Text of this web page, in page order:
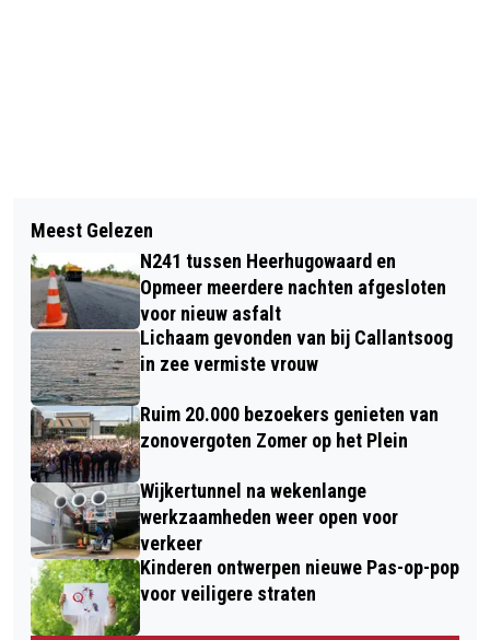
SAMEN ZINGEN TIJDENS DE ZING-
CIRKEL IN THEATER DE VEST;
ONTMOETING, MUZIEK EN
ONTSPANNING VOOR SENIOREN
AZ SLUIT SEIZOEN AF MET
GELIJKSPEL TEGEN NAC BREDA
Meest Gelezen
N241 tussen Heerhugowaard en
Opmeer meerdere nachten afgesloten
voor nieuw asfalt
Lichaam gevonden van bij Callantsoog
in zee vermiste vrouw
Ruim 20.000 bezoekers genieten van
zonovergoten Zomer op het Plein
Wijkertunnel na wekenlange
werkzaamheden weer open voor
verkeer
Kinderen ontwerpen nieuwe Pas-op-pop
voor veiligere straten